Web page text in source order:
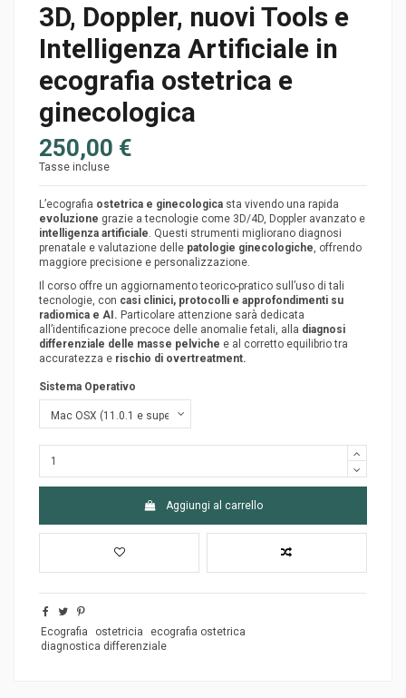
3D, Doppler, nuovi Tools e
Intelligenza Artificiale in
ecografia ostetrica e
ginecologica
250,00 €
Tasse incluse
L’ecografia ostetrica e ginecologica sta vivendo una rapida
evoluzione grazie a tecnologie come 3D/4D, Doppler avanzato e
intelligenza artificiale. Questi strumenti migliorano diagnosi
prenatale e valutazione delle patologie ginecologiche, offrendo
maggiore precisione e personalizzazione.
Il corso offre un aggiornamento teorico-pratico sull’uso di tali
tecnologie, con casi clinici, protocolli e approfondimenti su
radiomica e AI. Particolare attenzione sarà dedicata
all’identificazione precoce delle anomalie fetali, alla diagnosi
differenziale delle masse pelviche e al corretto equilibrio tra
accuratezza e rischio di overtreatment.
Sistema Operativo
Aggiungi al carrello
Ecografia ostetricia
ecografia ostetrica
diagnostica differenziale